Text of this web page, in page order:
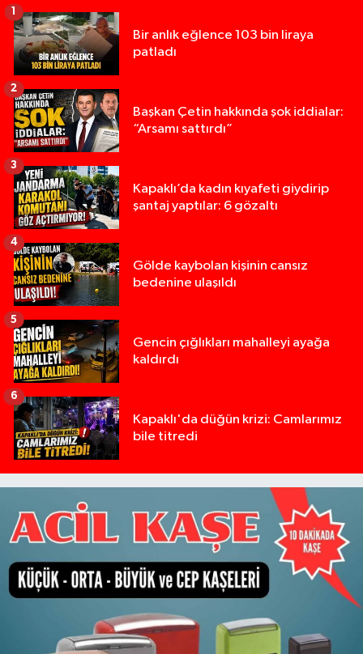
Bir anlık eğlence 103 bin liraya
patladı
1
Başkan Çetin hakkında şok iddialar:
“Arsamı sattırdı”
2
Kapaklı’da kadın kıyafeti giydirip
şantaj yaptılar: 6 gözaltı
3
Gölde kaybolan kişinin cansız
bedenine ulaşıldı
4
Gencin çığlıkları mahalleyi ayağa
kaldırdı
5
Kapaklı'da düğün krizi: Camlarımız
bile titredi
6